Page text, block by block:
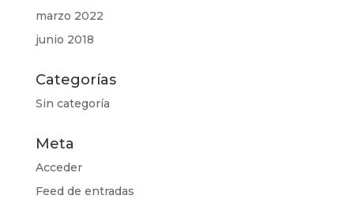
marzo 2022
junio 2018
Categorías
Sin categoría
Meta
Acceder
Feed de entradas